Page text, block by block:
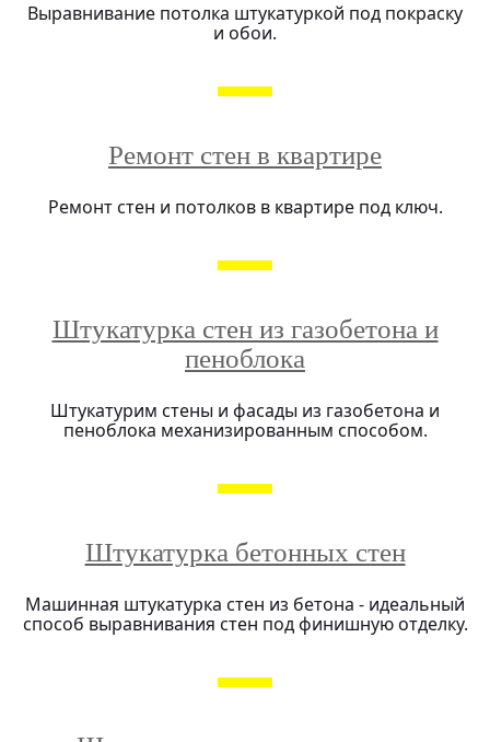
Выравнивание потолка штукатуркой под покраску
и обои.
Ремонт стен в квартире
Ремонт стен и потолков в квартире под ключ.
Штукатурка стен из газобетона и
пеноблока
Штукатурим стены и фасады из газобетона и
пеноблока механизированным способом.
Штукатурка бетонных стен
Машинная штукатурка стен из бетона - идеальный
способ выравнивания стен под финишную отделку.